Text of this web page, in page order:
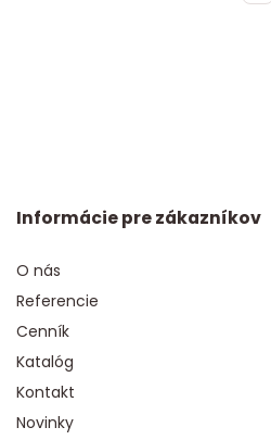
Informácie pre zákazníkov
O nás
Referencie
Cenník
Katalóg
Kontakt
Novinky